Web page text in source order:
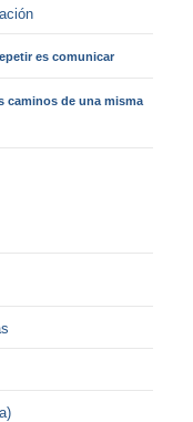
es comunicar
caminos de una misma